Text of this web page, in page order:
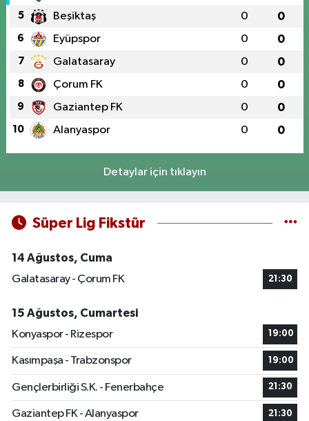
5 Beşiktaş 0 0
6 Eyüpspor 0 0
7 Galatasaray 0 0
8 Çorum FK 0 0
9 Gaziantep FK 0 0
10 Alanyaspor 0 0
Detaylar için tıklayın
Süper Lig Fikstür
14 Ağustos, Cuma
Galatasaray - Çorum FK
21:30
15 Ağustos, Cumartesi
Konyaspor - Rizespor
19:00
Kasımpaşa - Trabzonspor 19:00
Gençlerbirliği S.K. - Fenerbahçe 21:30
Gaziantep FK - Alanyaspor 21:30